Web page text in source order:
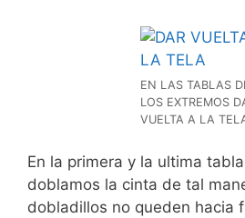
EN LAS TABLAS
LOS EXTREMOS
VUELTA A LA
En la primera y la ultima
doblamos la cinta de tal
dobladillos no queden hacia